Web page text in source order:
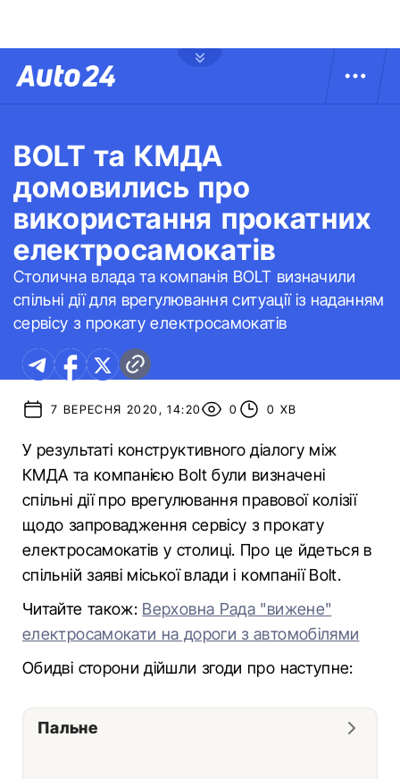
BOLT та КМДА
домовились про
використання прокатних
електросамокатів
Столична влада та компанія BOLT визначили
спільні дії для врегулювання ситуації із наданням
сервісу з прокату електросамокатів
7 ВЕРЕСНЯ 2020, 14:20 0 0 ХВ
У результаті конструктивного діалогу між
КМДА та компанією Bolt були визначені
спільні дії про врегулювання правової колізії
щодо запровадження сервісу з прокату
електросамокатів у столиці. Про це йдеться в
спільній заяві міської влади і компанії Bolt.
Читайте також: Верховна Рада "вижене"
електросамокати на дороги з автомобілями
Обидві сторони дійшли згоди про наступне:
Пальне